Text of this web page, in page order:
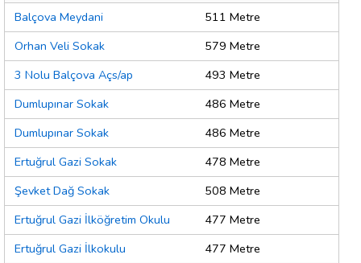
Balçova Meydani
511 Metre
Orhan Veli Sokak
579 Metre
3 Nolu Balçova Açs/ap
493 Metre
Dumlupınar Sokak
486 Metre
Dumlupınar Sokak
486 Metre
Ertuğrul Gazi Sokak
478 Metre
Şevket Dağ Sokak
508 Metre
Ertuğrul Gazi İlköğretim Okulu
477 Metre
Ertuğrul Gazi İlkokulu
477 Metre